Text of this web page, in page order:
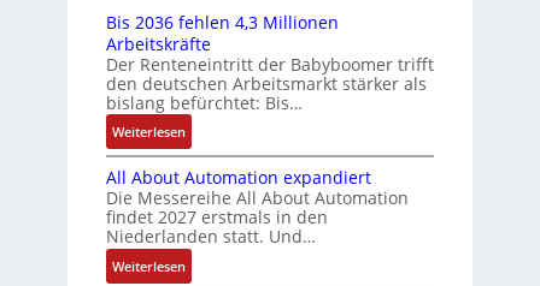
w
c
h
g
s
u
n
g
e
s
t
ä
t
i
g
t
R
e
i
f
e
m
e
n
t
e
m
i
t
S
p
e
I
n
t
e
g
r
t
i
o
n
v
n
f
a
c
h
e
S
e
n
s
o
r
Bis 2036 fehlen 4,3 Millionen
Arbeitskräfte
Der Renteneintritt der Babyboomer trifft
den deutschen Arbeitsmarkt stärker als
bislang befürchtet: Bis…
Weiterlesen:
B
i
s
2
0
3
All About Automation expandiert
Die Messereihe All About Automation
findet 2027 erstmals in den
Niederlanden statt. Und…
Weiterlesen: